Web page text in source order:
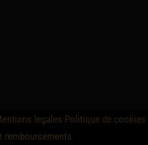
legales Politique de cookies
remboursements